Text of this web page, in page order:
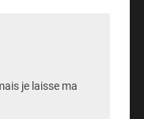
je laisse ma